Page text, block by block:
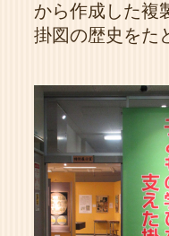
から作成した複
掛図の歴史をた